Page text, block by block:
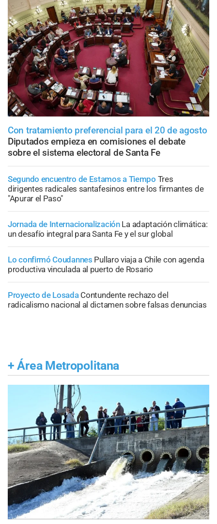
Con tratamiento preferencial para el 20 de agosto
Diputados empieza en comisiones el debate
sobre el sistema electoral de Santa Fe
Segundo encuentro de Estamos a Tiempo Tres
dirigentes radicales santafesinos entre los firmantes de
"Apurar el Paso"
Jornada de Internacionalización La adaptación climática:
un desafío integral para Santa Fe y el sur global
Lo confirmó Coudannes Pullaro viaja a Chile con agenda
productiva vinculada al puerto de Rosario
Proyecto de Losada Contundente rechazo del
radicalismo nacional al dictamen sobre falsas denuncias
+ Área Metropolitana